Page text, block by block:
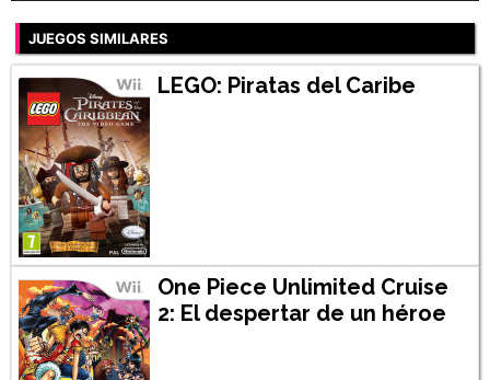
JUEGOS SIMILARES
LEGO: Piratas del Caribe
One Piece Unlimited Cruise
2: El despertar de un héroe